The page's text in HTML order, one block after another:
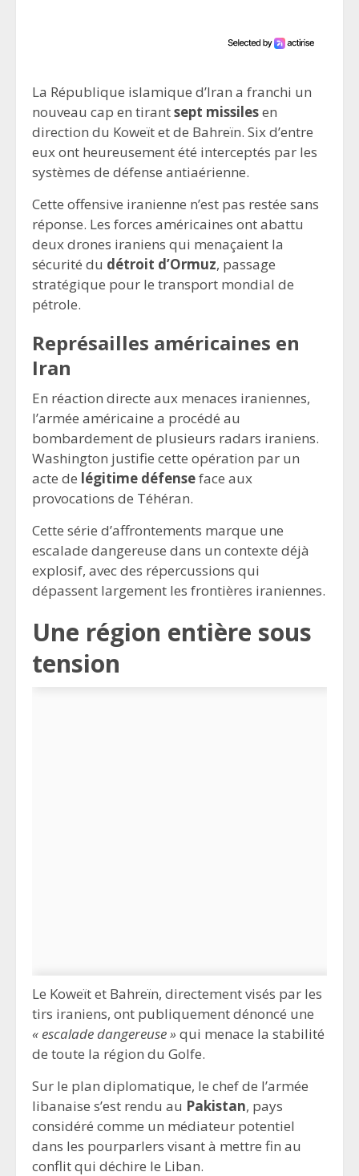
La République islamique d’Iran a franchi un
nouveau cap en tirantsept missilesen
direction du Koweït et de Bahreïn. Six d’entre
eux ont heureusement été interceptés par les
systèmes de défense antiaérienne.
Cette offensive iranienne n’est pas restée sans
réponse. Les forces américaines ont abattu
deux drones iraniens qui menaçaient la
sécurité du détroit d’Ormuz, passage
stratégique pour le transport mondial de
pétrole.
Représailles américaines en
Iran
En réaction directe aux menaces iraniennes,
l’armée américaine a procédé au
bombardement de plusieurs radars iraniens.
Washington justifie cette opération par un
acte de légitime défenseface aux
provocations de Téhéran.
Cette série d’affrontements marque une
escalade dangereuse dans un contexte déjà
explosif, avec des répercussions qui
dépassent largement les frontières iraniennes.
Une région entière sous
tension
Le Koweït et Bahreïn, directement visés par les
tirs iraniens, ont publiquement dénoncé une
« escalade dangereuse » qui menace la stabilité
de toute la région du Golfe.
Sur le plan diplomatique, le chef de l’armée
libanaise s’est rendu au Pakistan, pays
considéré comme un médiateur potentiel
dans les pourparlers visant à mettre fin au
conflit qui déchire le Liban.